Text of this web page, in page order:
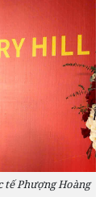
tế Phượng Hoàng